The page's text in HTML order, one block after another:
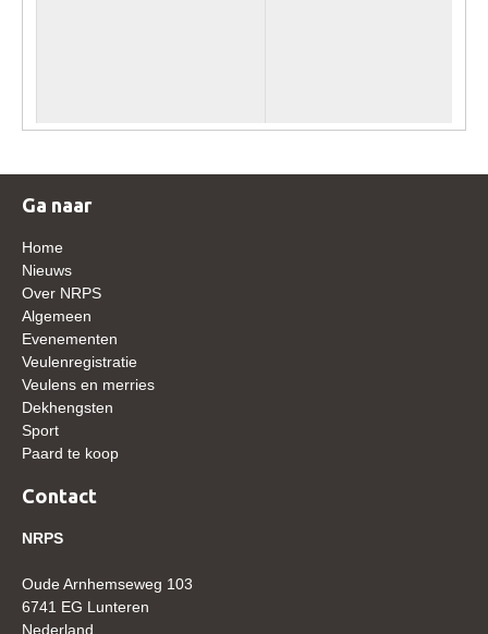
Röntgenonderzoek
Dekhengsten
Hengstenselectie
Informatie Hengstenkeuring
AANMELDEN HENGSTENKEURING ONDER HET
ZADEL 2026
Verrichtingsonderzoek NRPS
Verrichtingsonderzoek 2022-2023
Ga naar
Home
Nieuws
Over NRPS
Algemeen
Evenementen
Veulenregistratie
Veulens en merries
Dekhengsten
Sport
Paard te koop
Contact
NRPS
Oude Arnhemseweg 103
6741 EG Lunteren
Nederland